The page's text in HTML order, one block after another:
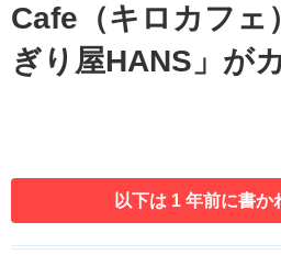
Cafe（キロカフェ
ぎり屋HANS」が
以下は 1 年前に書か